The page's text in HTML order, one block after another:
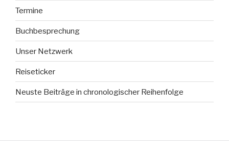
Termine
Buchbesprechung
Unser Netzwerk
Reiseticker
Neuste Beiträge in chronologischer Reihenfolge